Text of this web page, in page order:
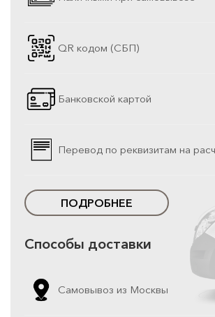
QR кодом (СБП)
Банковской картой
Перевод по реквизитам на
ПОДРОБНЕЕ
Способы доставки
Самовывоз из Москвы